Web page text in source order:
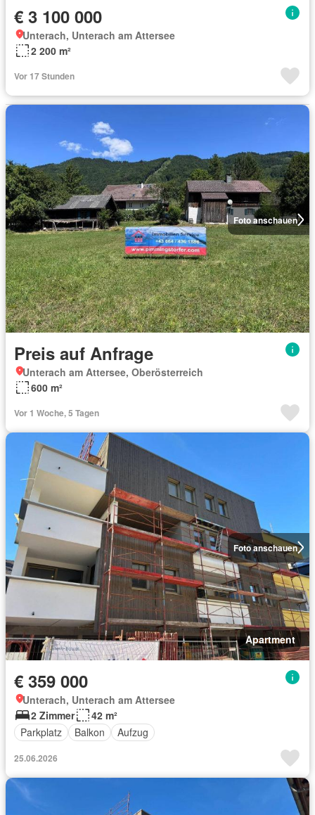
€ 3 100 000
Unterach, Unterach am Attersee
2 200 m²
Vor 17 Stunden
Foto anschauen
Preis auf Anfrage
Unterach am Attersee, Oberösterreich
600 m²
Vor 1 Woche, 5 Tagen
Foto anschauen
Apartment
€ 359 000
Unterach, Unterach am Attersee
2 Zimmer
42 m²
Parkplatz
Balkon Aufzug
25.06.2026